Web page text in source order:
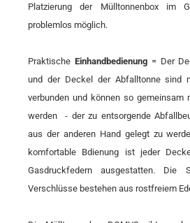
Platzierung der Mülltonnenbox im
problemlos möglich.
Praktische Einhandbedienung= Der
und der Deckel der Abfalltonne sind
verbunden und können so gemeinsam
werden - der zu entsorgende
aus der anderen Hand gelegt zu
komfortable Bdienung ist jeder
Gasdruckfedern ausgestatten. Die
Verschlüsse bestehen aus rostfreiem